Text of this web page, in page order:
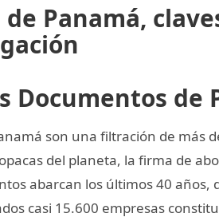
de Panamá,
Documentos de
son una filtración de más
del planeta, la firma de
abarcan los últimos 40 años,
casi 15.600 empresas